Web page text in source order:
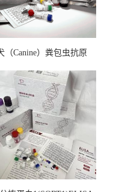
（Canine）粪包虫抗原